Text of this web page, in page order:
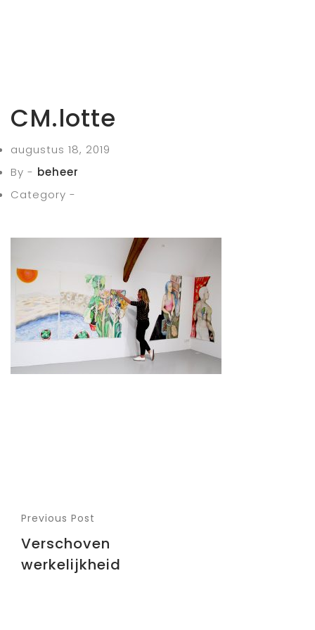
CM.lotte
augustus 18, 2019
By - beheer
Category -
Previous Post
Verschoven
werkelijkheid